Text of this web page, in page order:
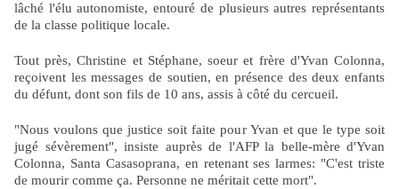
lâché l'élu autonomiste, entouré de plusieurs autres représentants
de la classe politique locale.
Tout près, Christine et Stéphane, soeur et frère d'Yvan Colonna,
reçoivent les messages de soutien, en présence des deux enfants
du défunt, dont son fils de 10 ans, assis à côté du cercueil.
"Nous voulons que justice soit faite pour Yvan et que le type soit
jugé sévèrement", insiste auprès de l'AFP la belle-mère d'Yvan
Colonna, Santa Casasoprana, en retenant ses larmes: "C'est triste
de mourir comme ça. Personne ne méritait cette mort".